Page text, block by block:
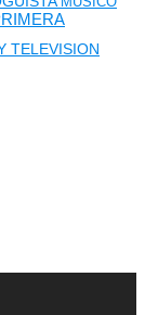
TELEVISION